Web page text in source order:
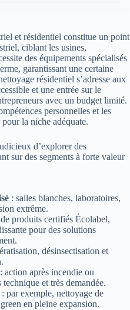
et résidentiel constitue un point
ciblant les usines,
des équipements spécialisés
garantissant une certaine
résidentiel s’adresse aux
et une entrée sur le
avec un budget limité.
personnelles et les
la niche adéquate.
d’explorer des
sur des segments à forte valeur
: salles blanches, laboratoires,
extrême.
de produits certifiés Écolabel,
pour des solutions
désinsectisation et
: action après incendie ou
et très demandée.
: par exemple, nettoyage de
en pleine expansion.